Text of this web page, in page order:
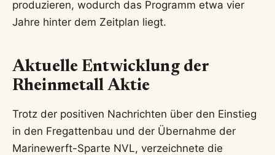
produzieren, wodurch das Programm etwa vier
Jahre hinter dem Zeitplan liegt.
Aktuelle Entwicklung der
Rheinmetall Aktie
Trotz der positiven Nachrichten über den Einstieg
in den Fregattenbau und der Übernahme der
Marinewerft-Sparte NVL, verzeichnete die